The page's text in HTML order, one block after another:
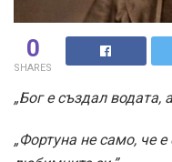
0
SHARES
„Бог е създал водата,
„Фортуна не само, че